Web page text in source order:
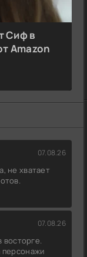
Сиф в
Amazon
07.08.26
не хватает
07.08.26
восторге.